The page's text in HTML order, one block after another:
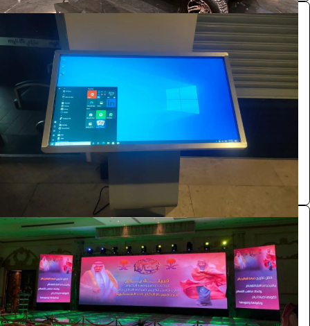
شاشة عرضية نظام وندوز 55 بوصة وندوز لمس
الفعاليات والحفلات
528
/ اليوم
بازنت لتنظيم المعارض
الفعاليات والحفلات
181.5
/ اليوم
الرياض